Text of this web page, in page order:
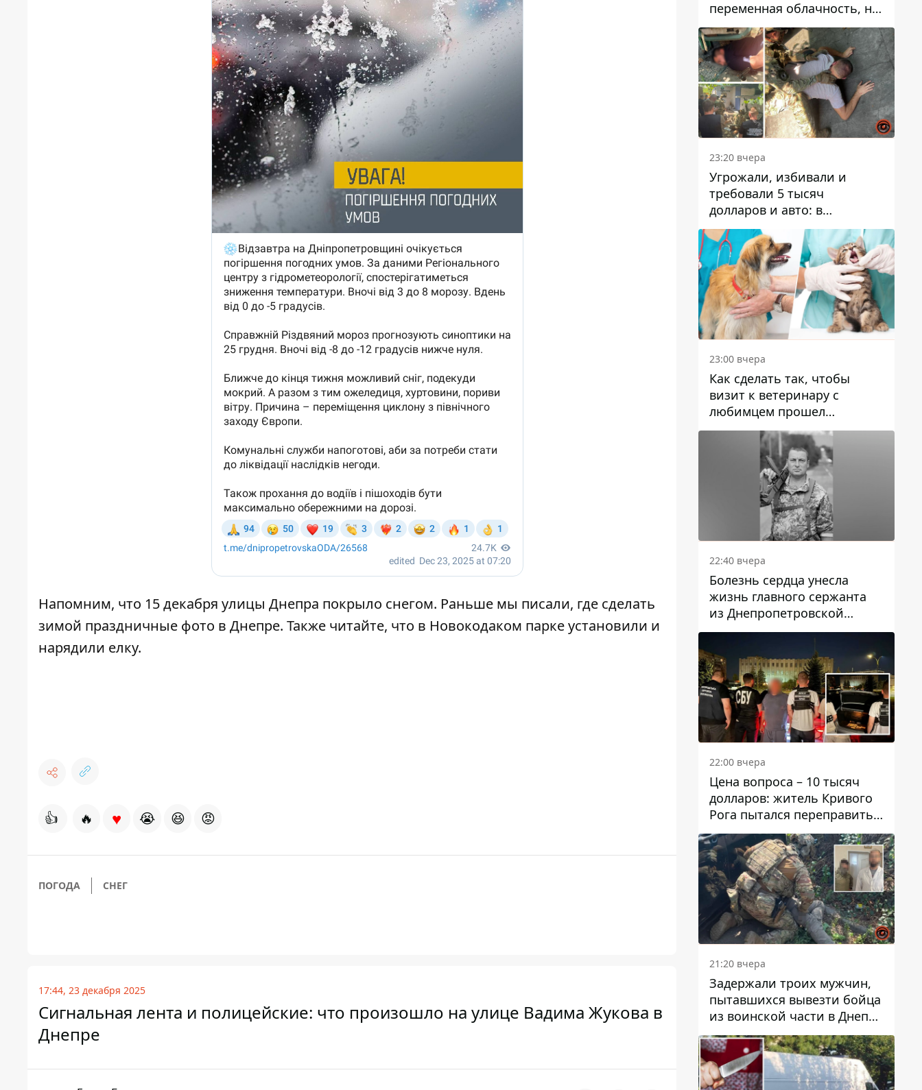
Напомним, что 15 декабря улицы Днепра покрыло снегом. Раньше мы писали, где сделать
зимой праздничные фото в Днепре. Также читайте, что в Новокодаком парке установили и
нарядили елку.
👍 🔥 ♥ 😭 😆 😡
ПОГОДА СНЕГ
17:44, 23 декабря 2025
Сигнальная лента и полицейские: что произошло на улице Вадима Жукова в
Днепре
переменная облачность, но
может пойти дождь
23:20 вчера
Угрожали, избивали и
требовали 5 тысяч
долларов и авто: в
Павлограде задержали двух
мужчин
23:00 вчера
Как сделать так, чтобы
визит к ветеринару с
любимцем прошел
спокойно: простые советы
22:40 вчера
Болезнь сердца унесла
жизнь главного сержанта
из Днепропетровской
области Юрия Свистуна
22:00 вчера
Цена вопроса – 10 тысяч
долларов: житель Кривого
Рога пытался переправить
мужчину в Словакию
21:20 вчера
Задержали троих мужчин,
пытавшихся вывезти бойца
из воинской части в Днепр
за 7 тысяч долларов: среди
них был врач